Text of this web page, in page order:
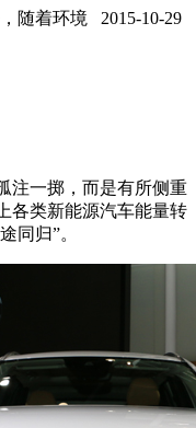
随着环境 2015-10-29
注一掷，而是有所侧重
各类新能源汽车能量转
同归”。